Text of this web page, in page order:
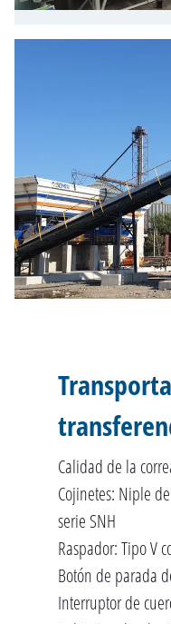
Calidad de la
Cojinetes: Niple
serie SNH
Raspador: Tipo V
Botón de parada
Interruptor de